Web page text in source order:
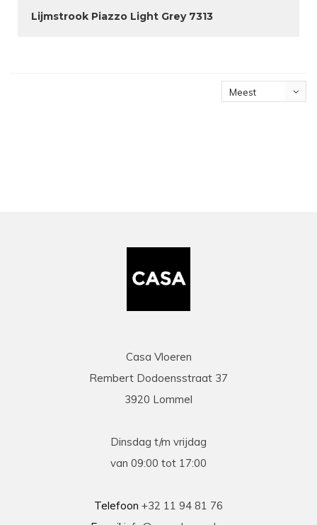
Lijmstrook Piazzo Light Grey 7313
Meest
Casa Vloeren
Rembert Dodoensstraat 37
3920 Lommel
Dinsdag t/m vrijdag
van 09:00 tot 17:00
Telefoon +32 11 94 81 76